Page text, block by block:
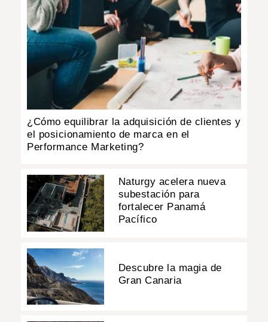
¿Cómo equilibrar la adquisición de clientes y
el posicionamiento de marca en el
Performance Marketing?
Naturgy acelera nueva
subestación para
fortalecer Panamá
Pacífico
Descubre la magia de
Gran Canaria